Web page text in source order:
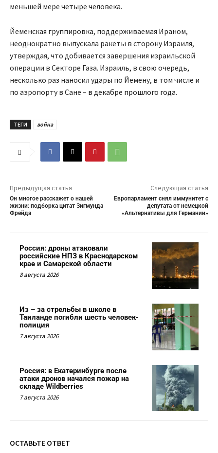
меньшей мере четыре человека.
Йеменская группировка, поддерживаемая Ираном,
неоднократно выпускала ракеты в сторону Израиля,
утверждая, что добивается завершения израильской
операции в Секторе Газа. Израиль, в свою очередь,
несколько раз наносил удары по Йемену, в том числе и
по аэропорту в Сане – в декабре прошлого года.
ТЕГИ война
Предыдущая статья
Он многое расскажет о нашей
жизни: подборка цитат Зигмунда
Фрейда
Следующая статья
Европарламент снял иммунитет с
депутата от немецкой
«Альтернативы для Германии»
Россия: дроны атаковали
российские НПЗ в Краснодарском
крае и Самарской области
8 августа 2026
Из – за стрельбы в школе в
Таиланде погибли шесть человек-
полиция
7 августа 2026
Россия: в Екатеринбурге после
атаки дронов начался пожар на
складе Wildberries
7 августа 2026
ОСТАВЬТЕ ОТВЕТ